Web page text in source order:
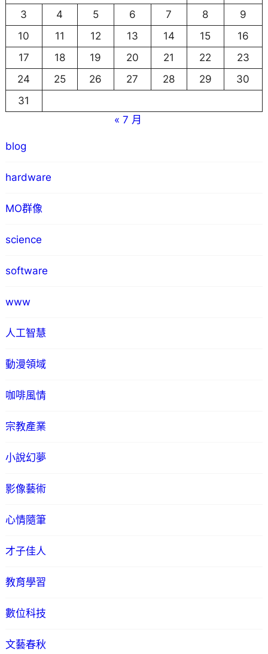
3 4 5 6 7 8
9
10
11 12 13 14 15
16
17
18 19 20 21 22
23
24
25 26 27 28 29
30
31
« 7 月
blog
hardware
MO群像
science
software
www
人工智慧
動漫領域
咖啡風情
宗教產業
小說幻夢
影像藝術
心情隨筆
才子佳人
教育學習
數位科技
文藝春秋